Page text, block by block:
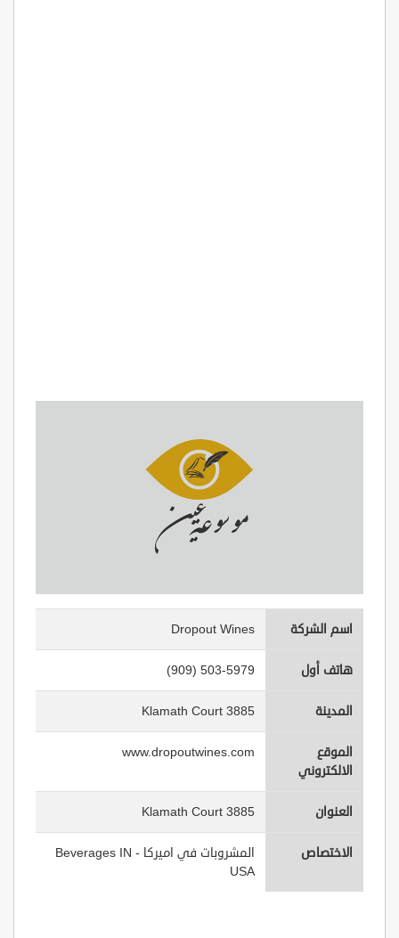
اسم الشركة Dropout Wines
هاتف أول (909) 503-5979
المدينة 3885 Klamath Court
الموقع
الالكتروني
www.dropoutwines.com
العنوان 3885 Klamath Court
الاختصاص
المشروبات في اميركا - Beverages IN
USA